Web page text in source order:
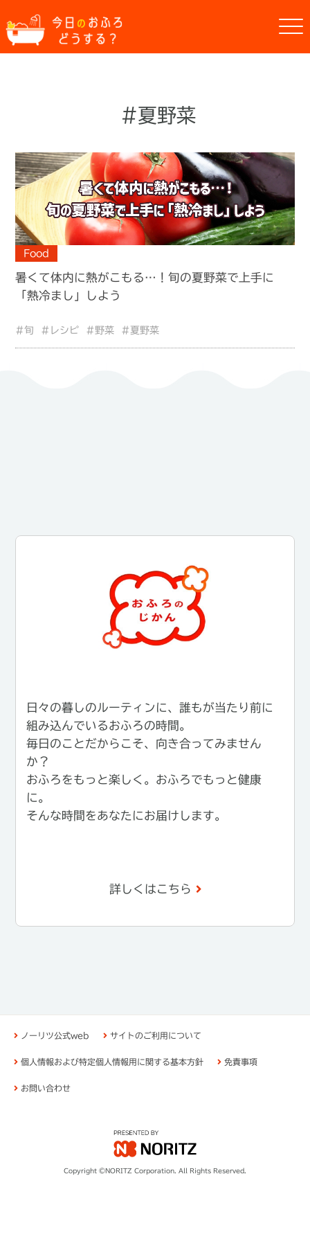
#夏野菜
Food
暑くて体内に熱がこもる…！旬の夏野菜で上手に
「熱冷まし」しよう
#旬 #レシピ #野菜 #夏野菜
日々の暮しのルーティンに、誰もが当たり前に
組み込んでいるおふろの時間。
毎日のことだからこそ、向き合ってみません
か？
おふろをもっと楽しく。おふろでもっと健康
に。
そんな時間をあなたにお届けします。
詳しくはこちら
ノーリツ公式web サイトのご利用について
個人情報および特定個人情報用に関する基本方針 免責事項
お問い合わせ
Copyright ©NORITZ Corporation. All Rights Reserved.